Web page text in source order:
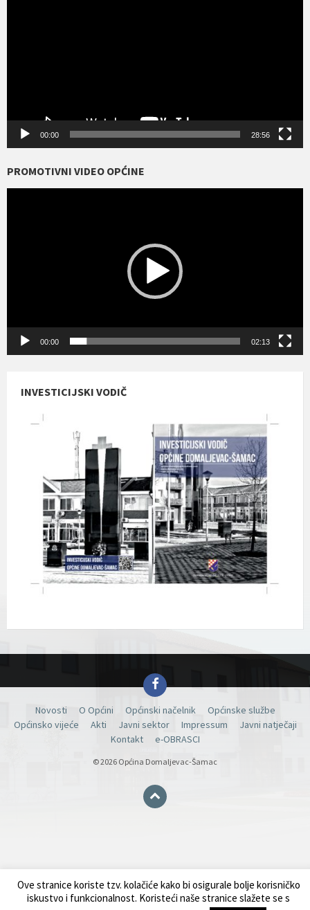
00:00 28:56
PROMOTIVNI VIDEO OPĆINE
00:00 02:13
INVESTICIJSKI VODIČ
Facebook
Novosti O Općini Općinski načelnik
Općinske službe
Općinsko vijeće
Akti Javni sektor Impressum
Javni natječaji
Kontakt
e-OBRASCI
© 2026 Općina Domaljevac-Šamac
Ove stranice koriste tzv. kolačiće kako bi osigurale bolje korisničko
iskustvo i funkcionalnost. Koristeći naše stranice slažete se s